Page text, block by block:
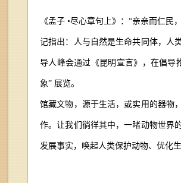
《孟子 •尽心章句上》：“亲亲而仁
记指出：人与自然是生命共同体，人
导人峰会通过《昆明宣言》，在倡导
象” 展览。
馆藏文物，源于生活，或实用的器物
作。让我们徜徉其中，一睹动物世界
发展事实，唤起人类保护动物、优化